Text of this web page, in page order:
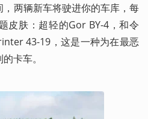
两辆新车将驶进你的车库，每
皮肤：超轻的Gor BY-4，和令
43-19，这是一种为在最恶
卡车。